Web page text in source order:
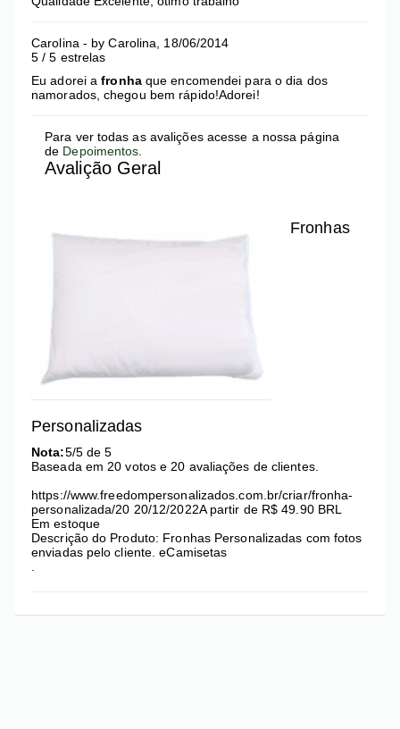
Carolina - byCarolina
18/06/2014
5 /5 estrelas
Eu adorei afronhaque encomendei para o dia dos
namorados, chegou bem rápido!Adorei!
Para ver todas as avalições acesse a nossa página
de Depoimentos
Avalição Geral
Fronhas
Personalizadas
Nota:5/5 de5
Baseada em 20 votos e 20 avaliações de clientes.
https://www.freedompersonalizados.com.br/criar/fronha-
personalizada/20 20/12/2022A partir de R$49.90 BRL
Em estoque
Descrição do Produto: Fronhas Personalizadas com fotos
enviadas pelo cliente. eCamisetas